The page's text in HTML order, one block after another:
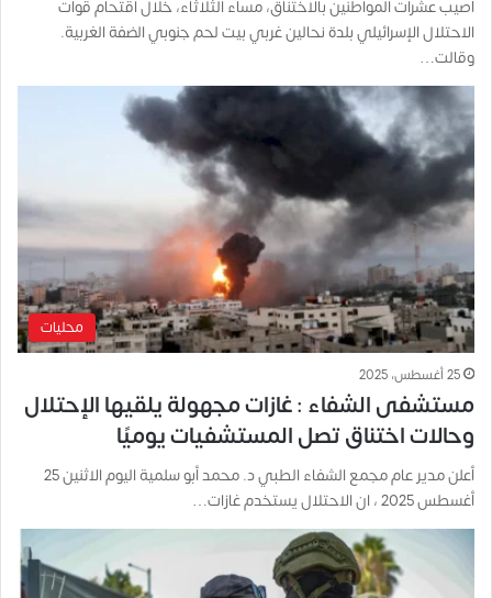
أصيب عشرات المواطنين بالاختناق، مساء الثلاثاء، خلال اقتحام قوات
الاحتلال الإسرائيلي بلدة نحالين غربي بيت لحم جنوبي الضفة الغربية.
وقالت…
محليات
25 أغسطس، 2025
مستشفى الشفاء : غازات مجهولة يلقيها الإحتلال
وحالات اختناق تصل المستشفيات يوميًا
أعلن مدير عام مجمع الشفاء الطبي د. محمد أبو سلمية اليوم الاثنين 25
أغسطس 2025 ، ان الاحتلال يستخدم غازات…